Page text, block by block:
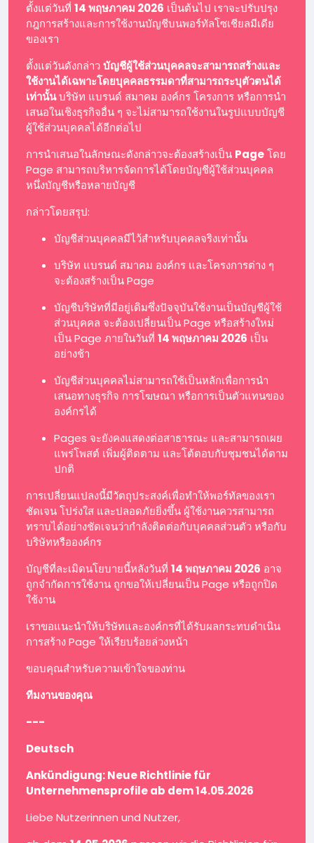
ตั้งแต่วันที่ 14 พฤษภาคม 2026 เป็นต้นไป เราจะปรับปรุง
กฎการสร้างและการใช้งานบัญชีบนพอร์ทัลโซเชียลมีเดีย
ของเรา
ตั้งแต่วันดังกล่าวบัญชีผู้ใช้ส่วนบุคคลจะสามารถสร้างและ
ใช้งานได้เฉพาะโดยบุคคลธรรมดาที่สามารถระบุตัวตนได้
เท่านั้นบริษัท แบรนด์ สมาคม องค์กร โครงการ หรือการนำ
เสนอในเชิงธุรกิจอื่น ๆ จะไม่สามารถใช้งานในรูปแบบบัญชี
ผู้ใช้ส่วนบุคคลได้อีกต่อไป
การนำเสนอในลักษณะดังกล่าวจะต้องสร้างเป็น Pageโดย
Page สามารถบริหารจัดการได้โดยบัญชีผู้ใช้ส่วนบุคคล
หนึ่งบัญชีหรือหลายบัญชี
กล่าวโดยสรุป:
บัญชีส่วนบุคคลมีไว้สำหรับบุคคลจริงเท่านั้น
บริษัท แบรนด์ สมาคม องค์กร และโครงการต่าง ๆ
จะต้องสร้างเป็น Page
บัญชีบริษัทที่มีอยู่เดิมซึ่งปัจจุบันใช้งานเป็นบัญชีผู้ใช้
ส่วนบุคคล จะต้องเปลี่ยนเป็น Page หรือสร้างใหม่
เป็น Page ภายในวันที่ 14 พฤษภาคม 2026 เป็น
อย่างช้า
บัญชีส่วนบุคคลไม่สามารถใช้เป็นหลักเพื่อการนำ
เสนอทางธุรกิจ การโฆษณา หรือการเป็นตัวแทนของ
องค์กรได้
Pages จะยังคงแสดงต่อสาธารณะ และสามารถเผย
แพร่โพสต์ เพิ่มผู้ติดตาม และโต้ตอบกับชุมชนได้ตาม
ปกติ
การเปลี่ยนแปลงนี้มีวัตถุประสงค์เพื่อทำให้พอร์ทัลของเรา
ชัดเจน โปร่งใส และปลอดภัยยิ่งขึ้น ผู้ใช้งานควรสามารถ
ทราบได้อย่างชัดเจนว่ากำลังติดต่อกับบุคคลส่วนตัว หรือกับ
บริษัทหรือองค์กร
บัญชีที่ละเมิดนโยบายนี้หลังวันที่ 14 พฤษภาคม 2026 อาจ
ถูกจำกัดการใช้งาน ถูกขอให้เปลี่ยนเป็น Page หรือถูกปิด
ใช้งาน
เราขอแนะนำให้บริษัทและองค์กรที่ได้รับผลกระทบดำเนิน
การสร้าง Page ให้เรียบร้อยล่วงหน้า
ขอบคุณสำหรับความเข้าใจของท่าน
ทีมงานของคุณ
---
Deutsch
Ankündigung: Neue Richtlinie für
Unternehmensprofile ab dem 14.05.2026
Liebe Nutzerinnen und Nutzer,